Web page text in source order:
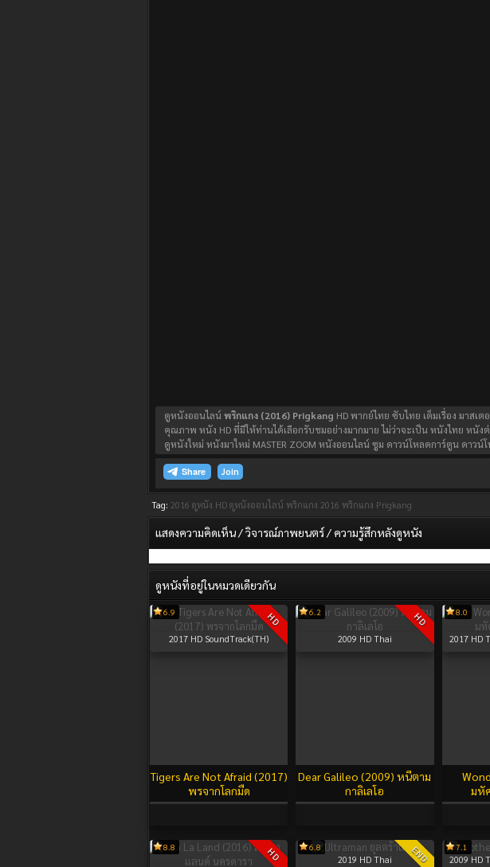
ดูหนังออนไลน์พริกแกง (2016) Prigkang HD พากย์ไทย ซับไทย เต็มเรื่อง มาสเ
คุณภาพ หนัง HD ที่มีให้ท่านได้เลือกรับชมอย่างมากมาย ไม่ว่าจะเป็น หนังไทย หนั
ดูหนังใหม่ หนังมาใหม่ MASTER ZOOM หนังออนไลน์ ซูม ดาวน์โหลดการ์ตูน ดาว
Join
Tag: 2016 ดูหนัง HD ดูหนังออนไลน์ พริกแกง 2016 พริกแกง Prigkang
แสดงความคิดเห็น / วิจารณ์ภาพยนตร์ / ความรู้สึกหลังดูหนัง
ดูหนังที่อยู่ในหมวดเดียวกัน
6.9 HD
Tigers Are Not Afraid (2017)
พรจากโลกมืด
2017 HD SoundTrack(TH)
6.2 HD
Dear Galileo (2009) หนีตาม
กาลิเลโอ
2009 HD Thai
8.0
มหั
2017HD
8.8 HD 6.8 END
2019 HD Thai
7.1
2009 HD